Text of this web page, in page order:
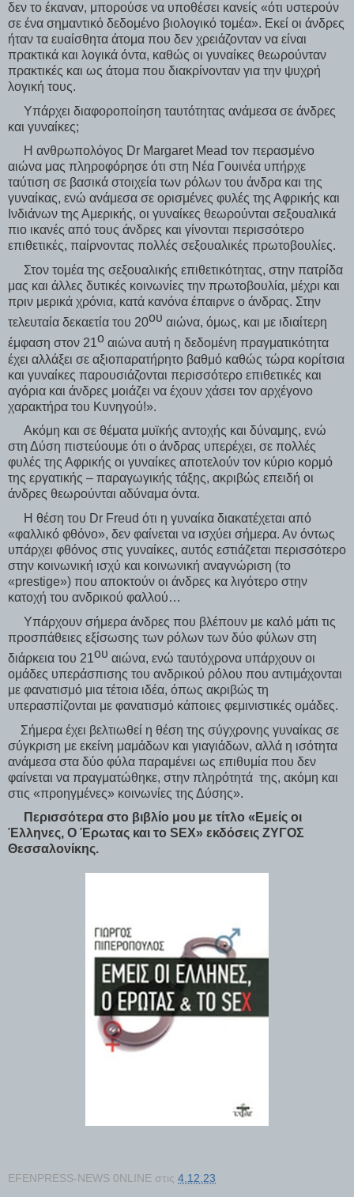
δεν το έκαναν, μπορούσε να υποθέσει κανείς «ότι υστερούν
σε ένα σημαντικό δεδομένο βιολογικό τομέα». Εκεί οι άνδρες
ήταν τα ευαίσθητα άτομα που δεν χρειάζονταν να είναι
πρακτικά και λογικά όντα, καθώς οι γυναίκες θεωρούνταν
πρακτικές και ως άτομα που διακρίνονταν για την ψυχρή
λογική τους.
Υπάρχει διαφοροποίηση ταυτότητας ανάμεσα σε άνδρες
και γυναίκες;
Η ανθρωπολόγος Dr Margaret Mead τον περασμένο
αιώνα μας πληροφόρησε ότι στη Νέα Γουινέα υπήρχε
ταύτιση σε βασικά στοιχεία των ρόλων του άνδρα και της
γυναίκας, ενώ ανάμεσα σε ορισμένες φυλές της Αφρικής και
Ινδιάνων της Αμερικής, οι γυναίκες θεωρούνται σεξουαλικά
πιο ικανές από τους άνδρες και γίνονται περισσότερο
επιθετικές, παίρνοντας πολλές σεξουαλικές πρωτοβουλίες.
Στον τομέα της σεξουαλικής επιθετικότητας, στην πατρίδα
μας και άλλες δυτικές κοινωνίες την πρωτοβουλία, μέχρι και
πριν μερικά χρόνια, κατά κανόνα έπαιρνε ο άνδρας. Στην
τελευταία δεκαετία του 20ου αιώνα, όμως, και με ιδιαίτερη
έμφαση στον 21ο αιώνα αυτή η δεδομένη πραγματικότητα
έχει αλλάξει σε αξιοπαρατήρητο βαθμό καθώς τώρα κορίτσια
και γυναίκες παρουσιάζονται περισσότερο επιθετικές και
αγόρια και άνδρες μοιάζει να έχουν χάσει τον αρχέγονο
χαρακτήρα του Κυνηγού!».
Ακόμη και σε θέματα μυϊκής αντοχής και δύναμης, ενώ
στη Δύση πιστεύουμε ότι ο άνδρας υπερέχει, σε πολλές
φυλές της Αφρικής οι γυναίκες αποτελούν τον κύριο κορμό
της εργατικής – παραγωγικής τάξης, ακριβώς επειδή οι
άνδρες θεωρούνται αδύναμα όντα.
Η θέση του Dr Freud ότι η γυναίκα διακατέχεται από
«φαλλικό φθόνο», δεν φαίνεται να ισχύει σήμερα. Αν όντως
υπάρχει φθόνος στις γυναίκες, αυτός εστιάζεται περισσότερο
στην κοινωνική ισχύ και κοινωνική αναγνώριση (το
«prestige») που αποκτούν οι άνδρες κα λιγότερο στην
κατοχή του ανδρικού φαλλού…
Υπάρχουν σήμερα άνδρες που βλέπουν με καλό μάτι τις
προσπάθειες εξίσωσης των ρόλων των δύο φύλων στη
διάρκεια του 21ου αιώνα, ενώ ταυτόχρονα υπάρχουν οι
ομάδες υπεράσπισης του ανδρικού ρόλου που αντιμάχονται
με φανατισμό μια τέτοια ιδέα, όπως ακριβώς τη
υπερασπίζονται με φανατισμό κάποιες φεμινιστικές ομάδες.
Σήμερα έχει βελτιωθεί η θέση της σύγχρονης γυναίκας σε
σύγκριση με εκείνη μαμάδων και γιαγιάδων, αλλά η ισότητα
ανάμεσα στα δύο φύλα παραμένει ως επιθυμία που δεν
φαίνεται να πραγματώθηκε, στην πληρότητά της, ακόμη και
στις «προηγμένες» κοινωνίες της Δύσης».
Περισσότερα στο βιβλίο μου με τίτλο «Εμείς οι
Έλληνες, Ο Έρωτας και το SEX» εκδόσεις ΖΥΓΟΣ
Θεσσαλονίκης.
EFENPRESS-NEWS 0NLINE στις 4.12.23